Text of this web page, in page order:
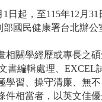
1 日起，至115年12 月 31
部國民健康署台北辦
相關學經歷或專長之
書編輯處理、 EXCEL
學習、操守清廉、無
件相當者，以英文佳優